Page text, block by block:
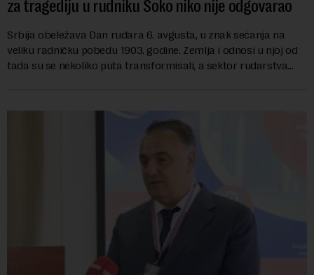
za tragediju u rudniku Soko niko nije odgovarao
Srbija obeležava Dan rudara 6. avgusta, u znak sećanja na
veliku radničku pobedu 1903. godine. Zemlja i odnosi u njoj od
tada su se nekoliko puta transformisali, a sektor rudarstva